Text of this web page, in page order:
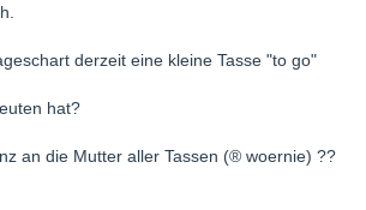
derzeit eine kleine Tasse "to go"
hat?
an die Mutter aller Tassen (® woernie) ??